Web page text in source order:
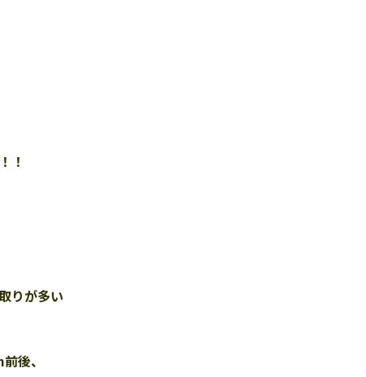
！
りが多い
後、